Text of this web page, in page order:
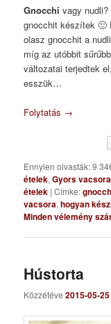
Gnocchi vagy
gnocchit készítek 🙂
olasz gnocchit a
míg az utóbbit
változatai terjedtek
esszük…
Folytatás →
Ennyien olvasták: 9
ételek,Gyors vacsora
ételek |Címke:
vacsora,hogyan
Minden vélemény
Hústorta
Közzétéve2015-05-25